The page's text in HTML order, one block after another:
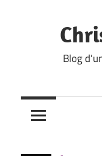
Blog